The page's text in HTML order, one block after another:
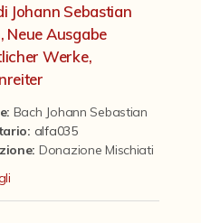
Johann Sebastian
Neue Ausgabe
Werke,
Bach Johann Sebastian
alfa035
: Donazione Mischiati